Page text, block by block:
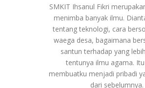
SMKIT Ihsanul Fikri
menimba banyak ilmu.
tentang teknologi, cara
waega desa, bagaimana
santun terhadap yang
tentunya ilmu agama.
membuatku menjadi pribadi
dari sebelumnya.